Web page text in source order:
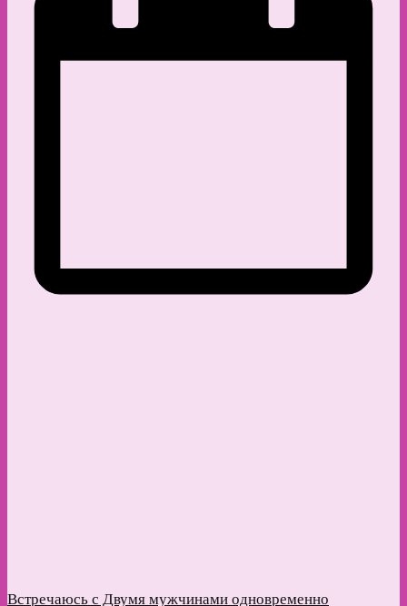
Встречаюсь с Двумя мужчинами одновременно